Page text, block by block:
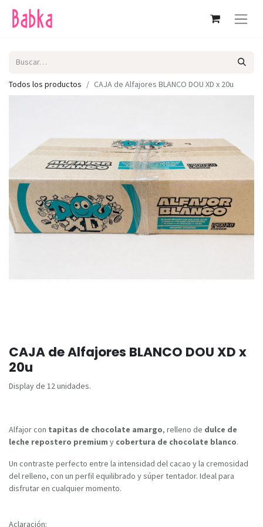
Todos los productos CAJA de Alfajores BLANCO DOU XD x 20u
CAJA de Alfajores BLANCO DOU XD x
20u
Display de 12 unidades.
Alfajor con tapitas de chocolate amargo, relleno de dulce de
leche repostero premium y cobertura de chocolate blanco.
Un contraste perfecto entre la intensidad del cacao y la cremosidad
del relleno, con un perfil equilibrado y súper tentador. Ideal para
disfrutar en cualquier momento.
Aclaración: